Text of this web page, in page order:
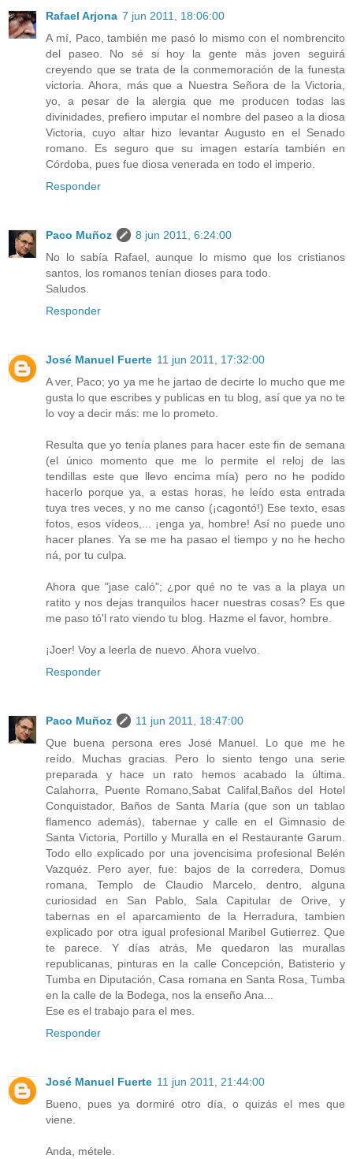
Rafael Arjona 7 jun 2011, 18:06:00
A mí, Paco, también me pasó lo mismo con el nombrencito
del paseo. No sé si hoy la gente más joven seguirá
creyendo que se trata de la conmemoración de la funesta
victoria. Ahora, más que a Nuestra Señora de la Victoria,
yo, a pesar de la alergia que me producen todas las
divinidades, prefiero imputar el nombre del paseo a la diosa
Victoria, cuyo altar hizo levantar Augusto en el Senado
romano. Es seguro que su imagen estaría también en
Córdoba, pues fue diosa venerada en todo el imperio.
Responder
Paco Muñoz
8 jun 2011, 6:24:00
No lo sabía Rafael, aunque lo mismo que los cristianos
santos, los romanos tenían dioses para todo.
Saludos.
Responder
José Manuel Fuerte 11 jun 2011, 17:32:00
A ver, Paco; yo ya me he jartao de decirte lo mucho que me
gusta lo que escribes y publicas en tu blog, así que ya no te
lo voy a decir más: me lo prometo.
Resulta que yo tenía planes para hacer este fin de semana
(el único momento que me lo permite el reloj de las
tendillas este que llevo encima mía) pero no he podido
hacerlo porque ya, a estas horas, he leído esta entrada
tuya tres veces, y no me canso (¡cagontó!) Ese texto, esas
fotos, esos vídeos,... ¡enga ya, hombre! Así no puede uno
hacer planes. Ya se me ha pasao el tiempo y no he hecho
ná, por tu culpa.
Ahora que "jase caló"; ¿por qué no te vas a la playa un
ratito y nos dejas tranquilos hacer nuestras cosas? Es que
me paso tó'l rato viendo tu blog. Hazme el favor, hombre.
¡Joer! Voy a leerla de nuevo. Ahora vuelvo.
Responder
Paco Muñoz
11 jun 2011, 18:47:00
Que buena persona eres José Manuel. Lo que me he
reído. Muchas gracias. Pero lo siento tengo una serie
preparada y hace un rato hemos acabado la última.
Calahorra, Puente Romano,Sabat Califal,Baños del Hotel
Conquistador, Baños de Santa María (que son un tablao
flamenco además), tabernae y calle en el Gimnasio de
Santa Victoria, Portillo y Muralla en el Restaurante Garum.
Todo ello explicado por una jovencisima profesional Belén
Vazquéz. Pero ayer, fue: bajos de la corredera, Domus
romana, Templo de Claudio Marcelo, dentro, alguna
curiosidad en San Pablo, Sala Capitular de Orive, y
tabernas en el aparcamiento de la Herradura, tambien
explicado por otra igual profesional Maribel Gutierrez. Que
te parece. Y días atrás, Me quedaron las murallas
republicanas, pinturas en la calle Concepción, Batisterio y
Tumba en Diputación, Casa romana en Santa Rosa, Tumba
en la calle de la Bodega, nos la enseño Ana...
Ese es el trabajo para el mes.
Responder
José Manuel Fuerte 11 jun 2011, 21:44:00
Bueno, pues ya dormiré otro día, o quizás el mes que
viene.
Anda, métele.